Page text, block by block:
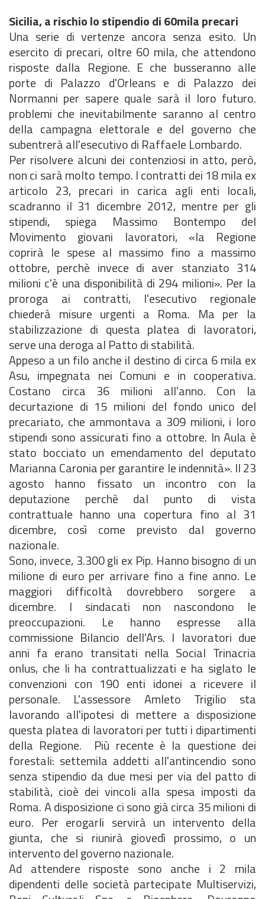
Sicilia, a rischio lo stipendio di 60mila precari
Una serie di vertenze ancora senza esito. Un
esercito di precari, oltre 60 mila, che attendono
risposte dalla Regione. E che busseranno alle
porte di Palazzo d'Orleans e di Palazzo dei
Normanni per sapere quale sarà il loro futuro.
problemi che inevitabilmente saranno al centro
della campagna elettorale e del governo che
subentrerà all'esecutivo di Raffaele Lombardo.
Per risolvere alcuni dei contenziosi in atto, però,
non ci sarà molto tempo. I contratti dei 18 mila ex
articolo 23, precari in carica agli enti locali,
scadranno il 31 dicembre 2012, mentre per gli
stipendi, spiega Massimo Bontempo del
Movimento giovani lavoratori, «la Regione
coprirà le spese al massimo fino a massimo
ottobre, perchè invece di aver stanziato 314
milioni c'è una disponibilità di 294 milioni». Per la
proroga ai contratti, l'esecutivo regionale
chiederà misure urgenti a Roma. Ma per la
stabilizzazione di questa platea di lavoratori,
serve una deroga al Patto di stabilità.
Appeso a un filo anche il destino di circa 6 mila ex
Asu, impegnata nei Comuni e in cooperativa.
Costano circa 36 milioni all'anno. Con la
decurtazione di 15 milioni del fondo unico del
precariato, che ammontava a 309 milioni, i loro
stipendi sono assicurati fino a ottobre. In Aula è
stato bocciato un emendamento del deputato
Marianna Caronia per garantire le indennità». Il 23
agosto hanno fissato un incontro con la
deputazione perchè dal punto di vista
contrattuale hanno una copertura fino al 31
dicembre, così come previsto dal governo
nazionale.
Sono, invece, 3.300 gli ex Pip. Hanno bisogno di un
milione di euro per arrivare fino a fine anno. Le
maggiori difficoltà dovrebbero sorgere a
dicembre. I sindacati non nascondono le
preoccupazioni. Le hanno espresse alla
commissione Bilancio dell'Ars. I lavoratori due
anni fa erano transitati nella Social Trinacria
onlus, che li ha contrattualizzati e ha siglato le
convenzioni con 190 enti idonei a ricevere il
personale. L'assessore Amleto Trigilio sta
lavorando all'ipotesi di mettere a disposizione
questa platea di lavoratori per tutti i dipartimenti
della Regione. Più recente è la questione dei
forestali: settemila addetti all'antincendio sono
senza stipendio da due mesi per via del patto di
stabilità, cioè dei vincoli alla spesa imposti da
Roma. A disposizione ci sono già circa 35 milioni di
euro. Per erogarli servirà un intervento della
giunta, che si riunirà giovedì prossimo, o un
intervento del governo nazionale.
Ad attendere risposte sono anche i 2 mila
dipendenti delle società partecipate Multiservizi,